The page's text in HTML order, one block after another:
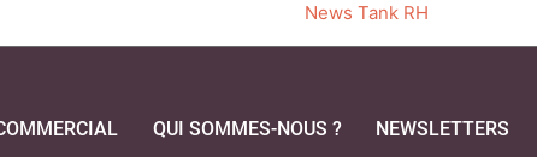
News Tank RH
QUI SOMMES-NOUS ? NEWSLETTERS